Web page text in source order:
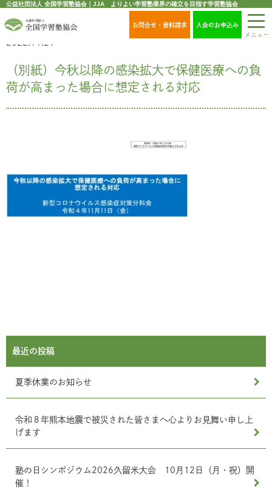
公益社団法人 全国学習塾協会｜JJA よりよい学習塾業界の確立を目指す学習塾協会
お問合せ・資料請求
入会のお申込み
メニュー
2022.11.29
（別紙）今秋以降の感染拡大で保健医療への負
荷が高まった場合に想定される対応
最近の投稿
夏季休業のお知らせ
令和８年熊本地震で被災された皆さまへ心よりお見舞い申し上
げます
塾の日シンポジウム2026久留米大会 10月12日（月・祝）開
催！